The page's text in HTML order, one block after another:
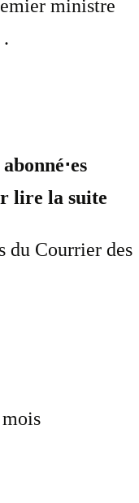
ministre
lire la suite
du Courrier des